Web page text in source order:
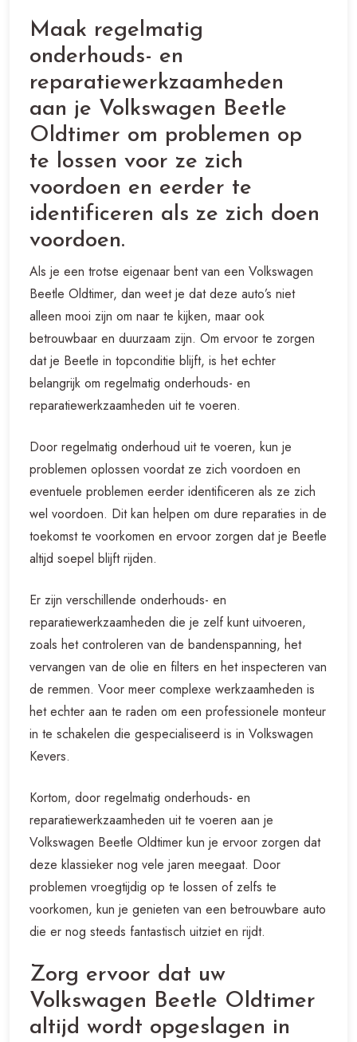
Maak regelmatig
onderhouds- en
reparatiewerkzaamheden
aan je Volkswagen Beetle
Oldtimer om problemen op
te lossen voor ze zich
voordoen en eerder te
identificeren als ze zich doen
voordoen.
Als je een trotse eigenaar bent van een Volkswagen
Beetle Oldtimer, dan weet je dat deze auto’s niet
alleen mooi zijn om naar te kijken, maar ook
betrouwbaar en duurzaam zijn. Om ervoor te zorgen
dat je Beetle in topconditie blijft, is het echter
belangrijk om regelmatig onderhouds- en
reparatiewerkzaamheden uit te voeren.
Door regelmatig onderhoud uit te voeren, kun je
problemen oplossen voordat ze zich voordoen en
eventuele problemen eerder identificeren als ze zich
wel voordoen. Dit kan helpen om dure reparaties in de
toekomst te voorkomen en ervoor zorgen dat je Beetle
altijd soepel blijft rijden.
Er zijn verschillende onderhouds- en
reparatiewerkzaamheden die je zelf kunt uitvoeren,
zoals het controleren van de bandenspanning, het
vervangen van de olie en filters en het inspecteren van
de remmen. Voor meer complexe werkzaamheden is
het echter aan te raden om een professionele monteur
in te schakelen die gespecialiseerd is in Volkswagen
Kevers.
Kortom, door regelmatig onderhouds- en
reparatiewerkzaamheden uit te voeren aan je
Volkswagen Beetle Oldtimer kun je ervoor zorgen dat
deze klassieker nog vele jaren meegaat. Door
problemen vroegtijdig op te lossen of zelfs te
voorkomen, kun je genieten van een betrouwbare auto
die er nog steeds fantastisch uitziet en rijdt.
Zorg ervoor dat uw
Volkswagen Beetle Oldtimer
altijd wordt opgeslagen in